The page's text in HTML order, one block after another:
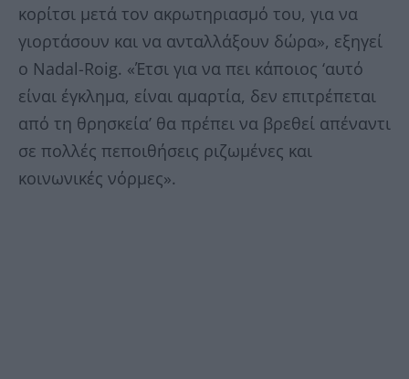
κορίτσι μετά τον ακρωτηριασμό του, για να
γιορτάσουν και να ανταλλάξουν δώρα», εξηγεί
ο Nadal-Roig. «Έτσι για να πει κάποιος ‘αυτό
είναι έγκλημα, είναι αμαρτία, δεν επιτρέπεται
από τη θρησκεία’ θα πρέπει να βρεθεί απέναντι
σε πολλές πεποιθήσεις ριζωμένες και
κοινωνικές νόρμες».